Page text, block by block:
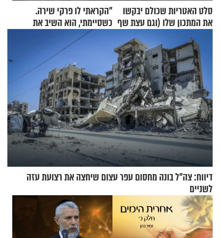
סלט האטריות שכולם יבקשו
את המתכון שלו (וגם עצת שף
להגשת הרוטב)
"הקראתי לו פרקי שירה.
כשסיימתי, הוא השיב את
נשמתו לבורא"
דיווח: צה"ל בונה מחסום עפר עצום שיחצה את רצועת עזה
לשניים